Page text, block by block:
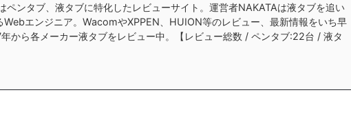
ペンタブ、液タブに特化したレビューサイト。運営者NAKATAは液タブを追い
Webエンジニア。WacomやXPPEN、HUION等のレビュー、最新情報をいち早
から各メーカー液タブをレビュー中。【レビュー総数 / ペンタブ:22台 / 液タ